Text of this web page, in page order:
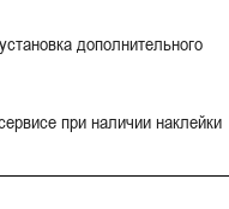
дополнительного
при наличии наклейки